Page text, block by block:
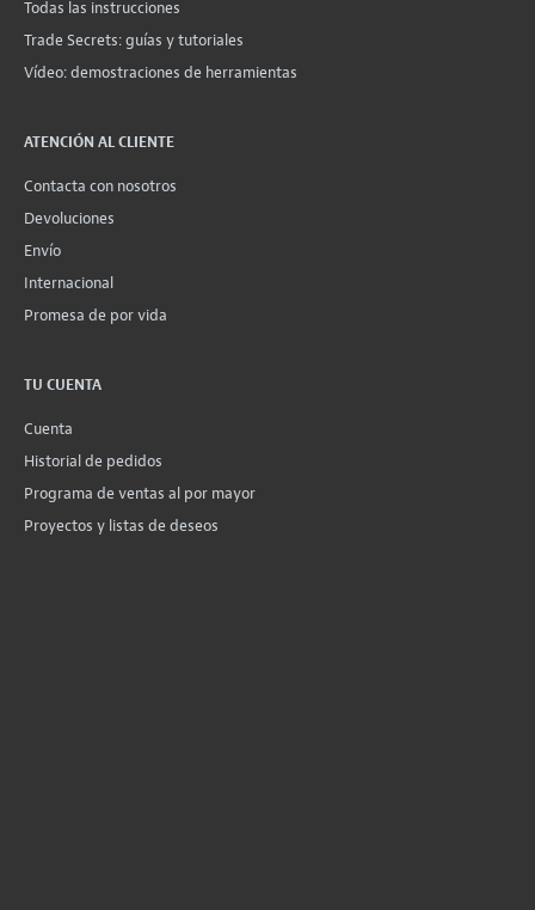
Todas las instrucciones
Trade Secrets: guías y tutoriales
Vídeo: demostraciones de herramientas
ATENCIÓN AL CLIENTE
Contacta con nosotros
Devoluciones
Envío
Internacional
Promesa de por vida
TU CUENTA
Cuenta
Historial de pedidos
Programa de ventas al por mayor
Proyectos y listas de deseos